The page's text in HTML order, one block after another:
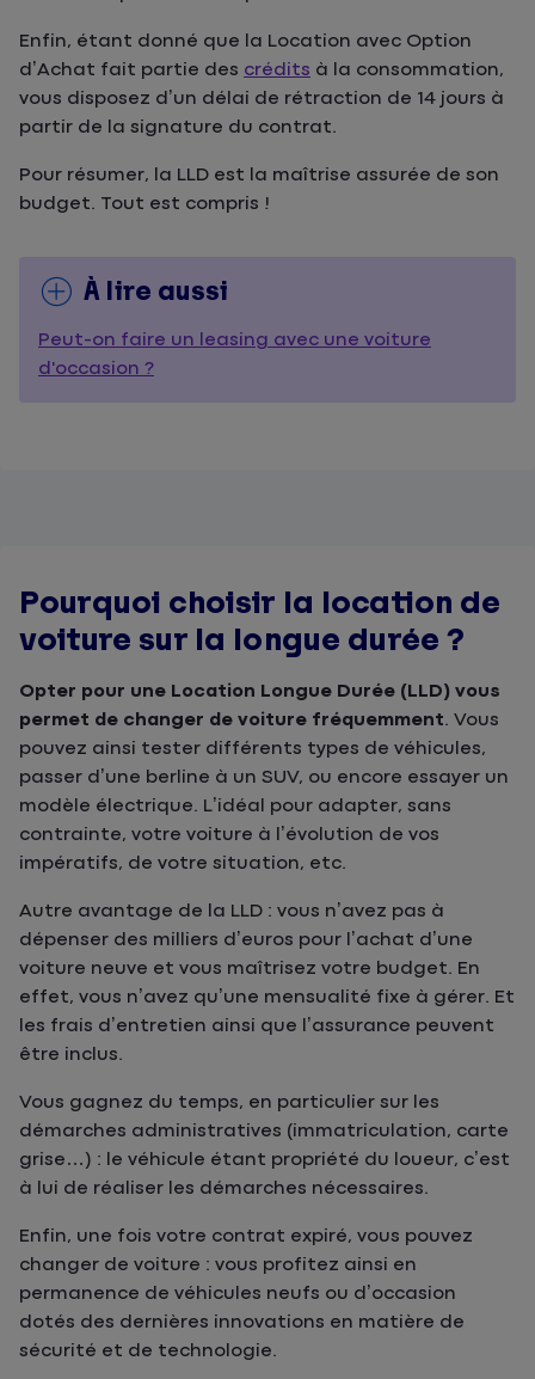
Enfin, étant donné que la Location avec Option
d’Achat fait partie des crédits à la consommation,
vous disposez d’un délai de rétraction de 14 jours à
partir de la signature du contrat.
Pour résumer, la LLD est la maîtrise assurée de son
budget. Tout est compris !
À lire aussi
Peut-on faire un leasing avec une voiture
d'occasion ?
Pourquoi choisir la location de
voiture sur la longue durée ?
Opter pour une Location Longue Durée (LLD) vous
permet de changer de voiture fréquemment. Vous
pouvez ainsi tester différents types de véhicules,
passer d’une berline à un SUV, ou encore essayer un
modèle électrique. L’idéal pour adapter, sans
contrainte, votre voiture à l’évolution de vos
impératifs, de votre situation, etc.
Autre avantage de la LLD : vous n’avez pas à
dépenser des milliers d’euros pour l’achat d’une
voiture neuve et vous maîtrisez votre budget. En
effet, vous n’avez qu’une mensualité fixe à gérer. Et
les frais d’entretien ainsi que l’assurance peuvent
être inclus.
Vous gagnez du temps, en particulier sur les
démarches administratives (immatriculation, carte
grise…) : le véhicule étant propriété du loueur, c’est
à lui de réaliser les démarches nécessaires.
Enfin, une fois votre contrat expiré, vous pouvez
changer de voiture : vous profitez ainsi en
permanence de véhicules neufs ou d’occasion
dotés des dernières innovations en matière de
sécurité et de technologie.